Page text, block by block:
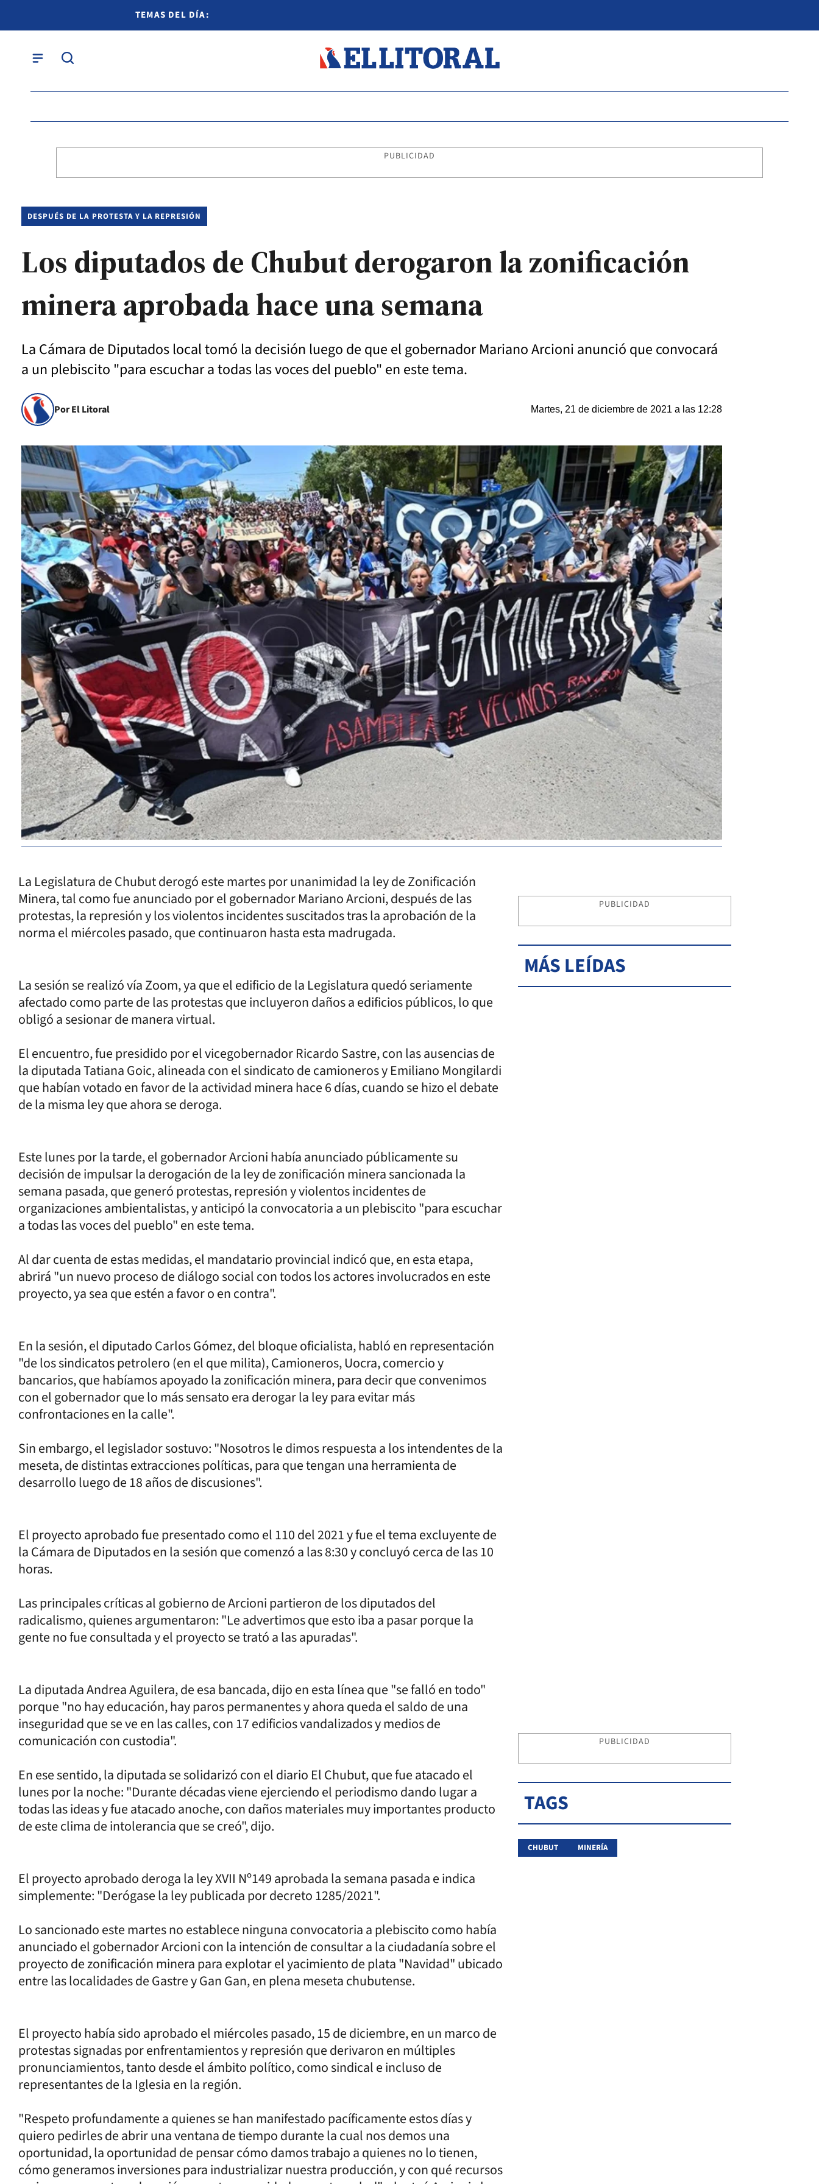
TEMAS DEL DÍA:
PUBLICIDAD
DESPUÉS DE LA PROTESTA Y LA REPRESIÓN
Los diputados de Chubut derogaron la zonificación
minera aprobada hace una semana
La Cámara de Diputados local tomó la decisión luego de que el gobernador Mariano Arcioni anunció que convocará
a un plebiscito "para escuchar a todas las voces del pueblo" en este tema.
Por El Litoral Martes, 21 de diciembre de 2021 a las 12:28
La Legislatura de Chubut derogó este martes por unanimidad la ley de Zonificación
Minera, tal como fue anunciado por el gobernador Mariano Arcioni, después de las
protestas, la represión y los violentos incidentes suscitados tras la aprobación de la
norma el miércoles pasado, que continuaron hasta esta madrugada.
La sesión se realizó vía Zoom, ya que el edificio de la Legislatura quedó seriamente
afectado como parte de las protestas que incluyeron daños a edificios públicos, lo que
obligó a sesionar de manera virtual.
El encuentro, fue presidido por el vicegobernador Ricardo Sastre, con las ausencias de
la diputada Tatiana Goic, alineada con el sindicato de camioneros y Emiliano Mongilardi
que habían votado en favor de la actividad minera hace 6 días, cuando se hizo el debate
de la misma ley que ahora se deroga.
Este lunes por la tarde, el gobernador Arcioni había anunciado públicamente su
decisión de impulsar la derogación de la ley de zonificación minera sancionada la
semana pasada, que generó protestas, represión y violentos incidentes de
organizaciones ambientalistas, y anticipó la convocatoria a un plebiscito "para escuchar
a todas las voces del pueblo" en este tema.
Al dar cuenta de estas medidas, el mandatario provincial indicó que, en esta etapa,
abrirá "un nuevo proceso de diálogo social con todos los actores involucrados en este
proyecto, ya sea que estén a favor o en contra".
En la sesión, el diputado Carlos Gómez, del bloque oficialista, habló en representación
"de los sindicatos petrolero (en el que milita), Camioneros, Uocra, comercio y
bancarios, que habíamos apoyado la zonificación minera, para decir que convenimos
con el gobernador que lo más sensato era derogar la ley para evitar más
confrontaciones en la calle".
Sin embargo, el legislador sostuvo: "Nosotros le dimos respuesta a los intendentes de la
meseta, de distintas extracciones políticas, para que tengan una herramienta de
desarrollo luego de 18 años de discusiones".
El proyecto aprobado fue presentado como el 110 del 2021 y fue el tema excluyente de
la Cámara de Diputados en la sesión que comenzó a las 8:30 y concluyó cerca de las 10
horas.
Las principales críticas al gobierno de Arcioni partieron de los diputados del
radicalismo, quienes argumentaron: "Le advertimos que esto iba a pasar porque la
gente no fue consultada y el proyecto se trató a las apuradas".
La diputada Andrea Aguilera, de esa bancada, dijo en esta línea que "se falló en todo"
porque "no hay educación, hay paros permanentes y ahora queda el saldo de una
inseguridad que se ve en las calles, con 17 edificios vandalizados y medios de
comunicación con custodia".
En ese sentido, la diputada se solidarizó con el diario El Chubut, que fue atacado el
lunes por la noche: "Durante décadas viene ejerciendo el periodismo dando lugar a
todas las ideas y fue atacado anoche, con daños materiales muy importantes producto
de este clima de intolerancia que se creó", dijo.
El proyecto aprobado deroga la ley XVII Nº149 aprobada la semana pasada e indica
simplemente: "Derógase la ley publicada por decreto 1285/2021".
Lo sancionado este martes no establece ninguna convocatoria a plebiscito como había
anunciado el gobernador Arcioni con la intención de consultar a la ciudadanía sobre el
proyecto de zonificación minera para explotar el yacimiento de plata "Navidad" ubicado
entre las localidades de Gastre y Gan Gan, en plena meseta chubutense.
El proyecto había sido aprobado el miércoles pasado, 15 de diciembre, en un marco de
protestas signadas por enfrentamientos y represión que derivaron en múltiples
pronunciamientos, tanto desde el ámbito político, como sindical e incluso de
representantes de la Iglesia en la región.
"Respeto profundamente a quienes se han manifestado pacíficamente estos días y
quiero pedirles de abrir una ventana de tiempo durante la cual nos demos una
oportunidad, la oportunidad de pensar cómo damos trabajo a quienes no lo tienen,
cómo generamos inversiones para industrializar nuestra producción, y con qué recursos
PUBLICIDAD
MÁS LEÍDAS
PUBLICIDAD
TAGS
CHUBUT MINERÍA